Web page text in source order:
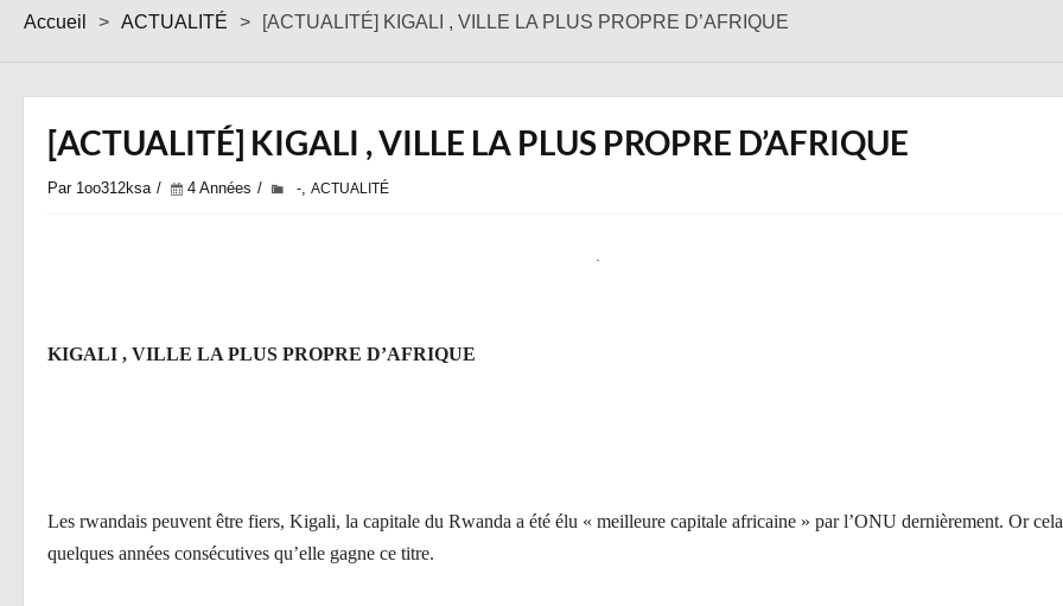
Accueil > ACTUALITÉ > [ACTUALITÉ] KIGALI , VILLE LA PLUS PROPRE D’AFRIQUE
[ACTUALITÉ] KIGALI , VILLE LA PLUS PROPRE D’AFRIQUE
Par 1oo312ksa 4 Années -, ACTUALITÉ
KIGALI , VILLE LA PLUS PROPRE D’AFRIQUE
Les rwandais peuvent être fiers, Kigali, la capitale du Rwanda a été élu « meilleure capitale africaine » par l’ONU dernièrement. Or
quelques années consécutives qu’elle gagne ce titre.